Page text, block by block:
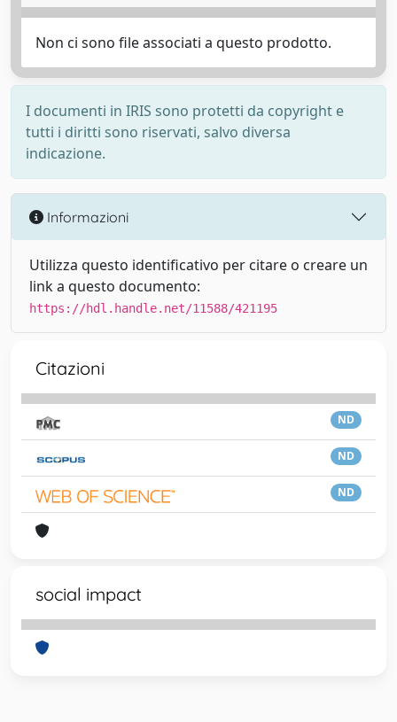
Non ci sono file associati a questo prodotto.
I documenti in IRIS sono protetti da copyright e
tutti i diritti sono riservati, salvo diversa
indicazione.
Informazioni
Utilizza questo identificativo per citare o creare un
link a questo documento:
https://hdl.handle.net/11588/421195
Citazioni
ND
ND
ND
social impact